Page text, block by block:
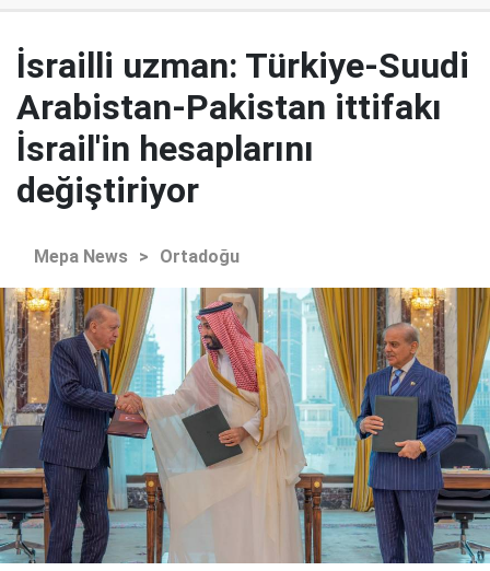
İsrailli uzman: Türkiye-Suudi
Arabistan-Pakistan ittifakı
İsrail'in hesaplarını
değiştiriyor
Mepa News > Ortadoğu